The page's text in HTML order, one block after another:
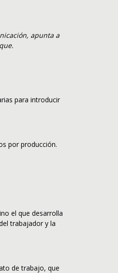
apunta a
para introducir
por producción.
el que desarrolla
trabajador y la
de trabajo, que